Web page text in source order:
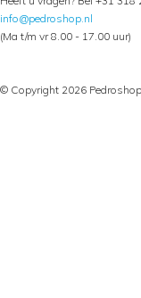
info@pedroshop.nl
(Ma t/m vr 8.00 - 17.00 uur)
© Copyright 2026 Pedroshop